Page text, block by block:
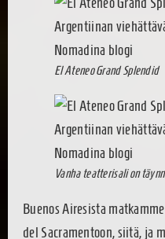
El Ateneo Grand Splendid
Vanha teatterisali on
Buenos Airesista
del Sacramentoon, siitä, ja